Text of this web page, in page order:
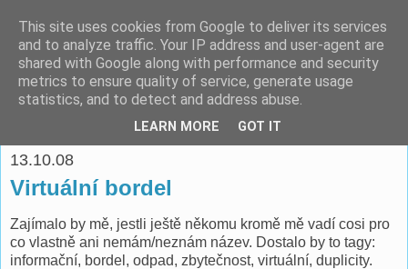
espoo
Pomáhat lidem je o to víc potěšující, když je to ve vlastním
zájmu. -- Richard Fish
13.10.08
Virtuální bordel
Zajímalo by mě, jestli ještě někomu kromě mě vadí cosi pro
co vlastně ani nemám/neznám název. Dostalo by to tagy:
informační, bordel, odpad, zbytečnost, virtuální, duplicity.
This site uses cookies from Google to deliver its services
and to analyze traffic. Your IP address and user-agent are
shared with Google along with performance and security
metrics to ensure quality of service, generate usage
statistics, and to detect and address abuse.
LEARN MORE GOT IT